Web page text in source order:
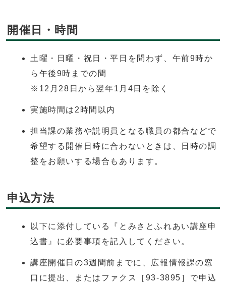
開催日・時間
土曜・日曜・祝日・平日を問わず、午前9時か
ら午後9時までの間
※12月28日から翌年1月4日を除く
実施時間は2時間以内
担当課の業務や説明員となる職員の都合などで
希望する開催日時に合わないときは、日時の調
整をお願いする場合もあります。
申込方法
以下に添付している『とみさとふれあい講座申
込書』に必要事項を記入してください。
講座開催日の3週間前までに、広報情報課の窓
口に提出、またはファクス［93-3895］で申込